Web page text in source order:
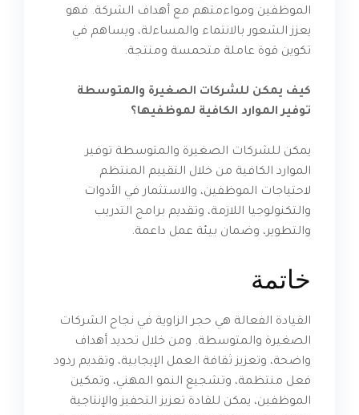
الموظفين ومواءمتهم مع أهداف الشركة. فهو
يعزز الشعور بالانتماء والمساءلة، ويساهم في
تكوين قوة عاملة متحمسة ومنتجة.
كيف يمكن للشركات الصغيرة والمتوسطة
توفير الموارد الكافية لموظفيها؟
يمكن للشركات الصغيرة والمتوسطة توفير
الموارد الكافية من خلال التقييم المنتظم
لاحتياجات الموظفين، والاستثمار في الأدوات
والتكنولوجيا اللازمة، وتقديم برامج التدريب
والتطوير، وضمان بيئة عمل داعمة.
خاتمة
القيادة الفعالة هي حجر الزاوية في نجاح الشركات
الصغيرة والمتوسطة. ومن خلال تحديد أهداف
واضحة، وتعزيز ثقافة العمل الإيجابية، وتقديم ردود
فعل منتظمة، وتشجيع النمو المهني، وتمكين
الموظفين، يمكن للقادة تعزيز التحفيز والإنتاجية